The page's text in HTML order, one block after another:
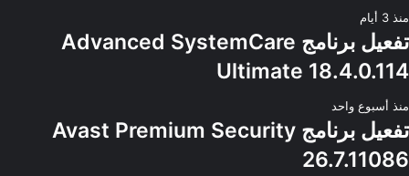
منذ 3 أيام
تفعيل برنامج Advanced SystemCare
Ultimate 18.4.0.114
منذ أسبوع واحد
تفعيل برنامج Avast Premium Security
26.7.11086